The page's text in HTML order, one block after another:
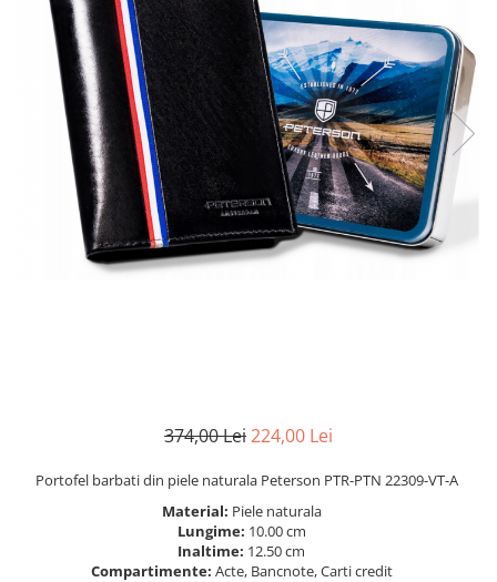
374,00 Lei224,00 Lei
Portofel barbati din piele naturala Peterson PTR-PTN 22309-VT-A
Material: Piele naturala
Lungime: 10.00 cm
Inaltime: 12.50 cm
Compartimente: Acte, Bancnote, Carti credit